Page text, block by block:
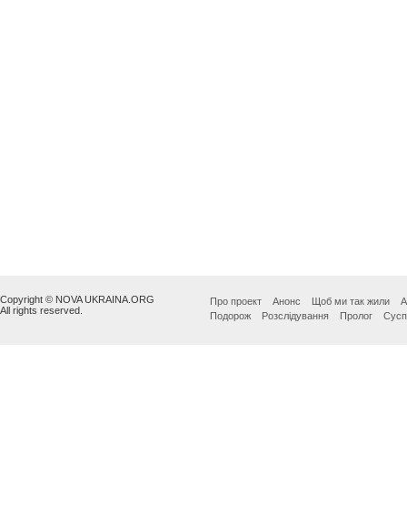
Copyright © NOVA UKRAINA.ORG
All rights reserved.
Про проект Анонс Щоб ми так жили
Подорож
Розслідування Пролог